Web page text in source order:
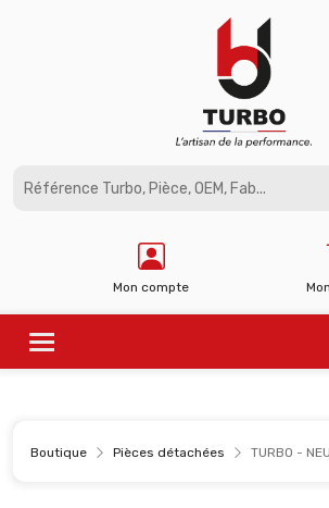
Mon compte
Boutique Pièces détachées TURBO -
Panneau de gestion des cookies